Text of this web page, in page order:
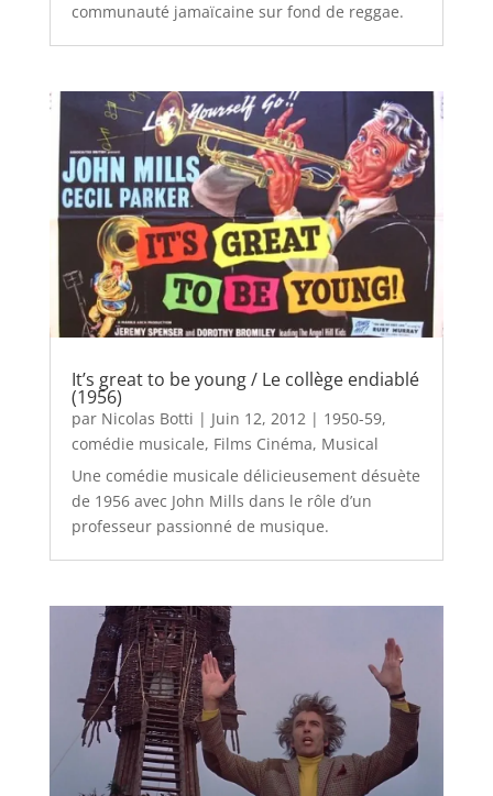
communauté jamaïcaine sur fond de reggae.
It’s great to be young / Le collège endiablé
(1956)
par Nicolas Botti | Juin 12, 2012| 1950-59,
comédie musicale, Films Cinéma, Musical
Une comédie musicale délicieusement désuète
de 1956 avec John Mills dans le rôle d’un
professeur passionné de musique.